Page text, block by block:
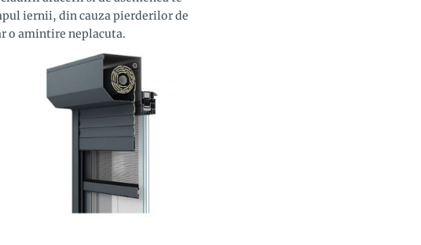
iernii, din cauza pierderilor de
o amintire neplacuta.